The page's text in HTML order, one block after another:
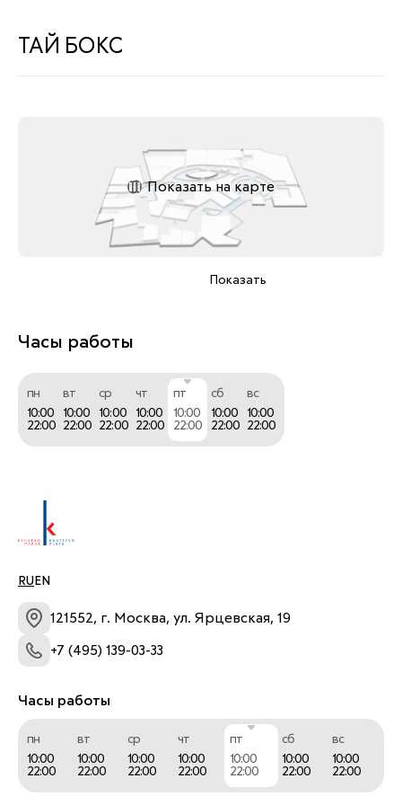
ТАЙ БОКС
Показать на карте
Показать
Часы работы
пн
10:00
22:00
вт
10:00
22:00
ср
10:00
22:00
чт
10:00
22:00
пт
10:00
22:00
сб
10:00
22:00
вс
10:00
22:00
RU EN
121552, г. Москва, ул. Ярцевская, 19
+7 (495) 139-03-33
Часы работы
пн
10:00
22:00
вт
10:00
22:00
ср
10:00
22:00
чт
10:00
22:00
пт
10:00
22:00
сб
10:00
22:00
вс
10:00
22:00